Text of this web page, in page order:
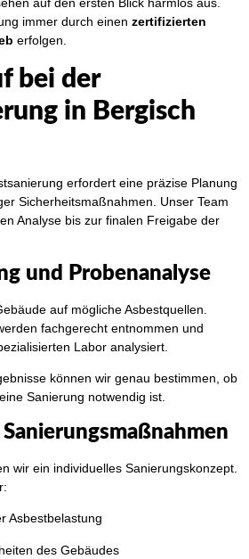
auf den ersten Blick harmlos aus.
immer durch einen zertifizierten
erfolgen.
bei der
in Bergisch
erfordert eine präzise Planung
Sicherheitsmaßnahmen. Unser Team
Analyse bis zur finalen Freigabe der
und Probenanalyse
auf mögliche Asbestquellen.
fachgerecht entnommen und
Labor analysiert.
können wir genau bestimmen, ob
Sanierung notwendig ist.
wir ein individuelles Sanierungskonzept.
Asbestbelastung
des Gebäudes